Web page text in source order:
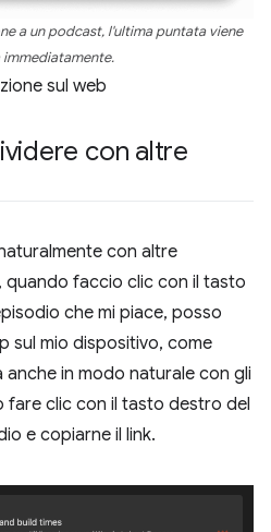
a un podcast, l'ultima puntata viene
sul web
con altre
con altre
quando faccio clic con il tasto
che mi piace, posso
sul mio dispositivo, come
anche in modo naturale con gli
fare clic con il tasto destro del
e copiarne il link.